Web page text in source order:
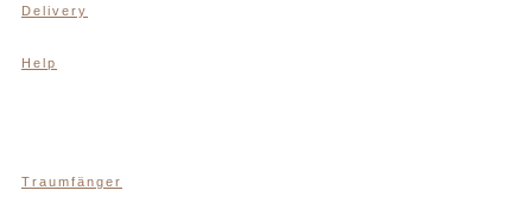
Delivery
Help
Traumfänger